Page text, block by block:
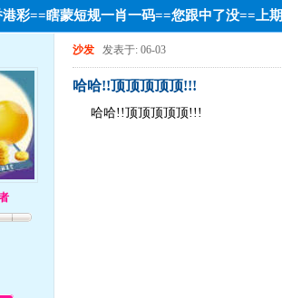
彩==瞎蒙短规一肖一码==您跟中了没==上
沙发 发表于: 06-03
哈哈!!顶顶顶顶顶!!!
哈哈!!顶顶顶顶顶!!!